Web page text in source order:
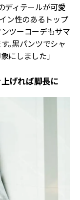
ディテールが可愛
イン性のあるトップ
ツーコーデもサマ
。黒パンツでシャ
にしました」
げれば脚長に